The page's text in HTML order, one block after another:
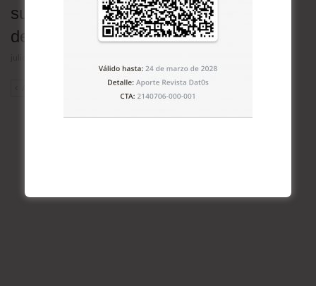
su disputa con EE.UU. por el control
del futuro